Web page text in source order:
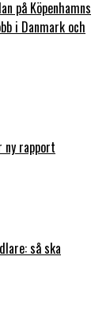
på Köpenhamns
i Danmark och
ny rapport
så ska